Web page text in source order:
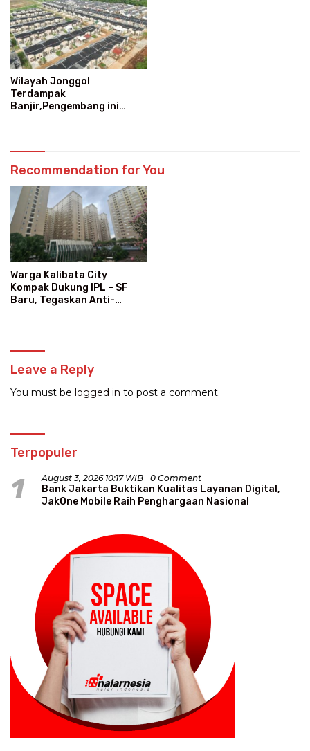
Wilayah Jonggol
Terdampak
Banjir,Pengembang ini
Recommendation for You
Warga Kalibata City
Kompak Dukung IPL – SF
Baru, Tegaskan Anti-
Leave a Reply
You must be logged in to post a comment.
Terpopuler
1 August 3, 2026 10:17 WIB 0 Comment
Bank Jakarta Buktikan Kualitas Layanan Digital,
JakOne Mobile Raih Penghargaan Nasional